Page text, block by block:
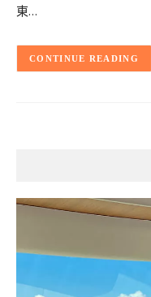
東…
CONTINUE READING